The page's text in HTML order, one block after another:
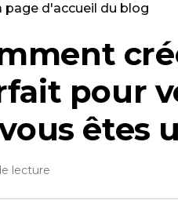
page d'accueil du blog
pour
êtes
lecture